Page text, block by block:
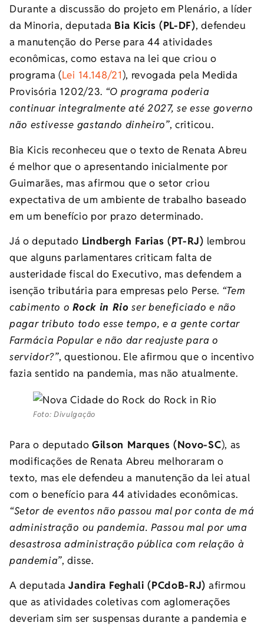
Durante a discussão do projeto em Plenário, a líder
da Minoria, deputada Bia Kicis (PL-DF), defendeu
a manutenção do Perse para 44 atividades
econômicas, como estava na lei que criou o
programa (Lei 14.148/21), revogada pela Medida
Provisória 1202/23. “O programa poderia
continuar integralmente até 2027, se esse governo
não estivesse gastando dinheiro”, criticou.
Bia Kicis reconheceu que o texto de Renata Abreu
é melhor que o apresentando inicialmente por
Guimarães, mas afirmou que o setor criou
expectativa de um ambiente de trabalho baseado
em um benefício por prazo determinado.
Já o deputado Lindbergh Farias (PT-RJ) lembrou
que alguns parlamentares criticam falta de
austeridade fiscal do Executivo, mas defendem a
isenção tributária para empresas pelo Perse. “Tem
cabimento oRock in Rio ser beneficiado e não
pagar tributo todo esse tempo, e a gente cortar
Farmácia Popular e não dar reajuste para o
servidor?”, questionou. Ele afirmou que o incentivo
fazia sentido na pandemia, mas não atualmente.
Foto: Divulgação
Para o deputado Gilson Marques (Novo-SC), as
modificações de Renata Abreu melhoraram o
texto, mas ele defendeu a manutenção da lei atual
com o benefício para 44 atividades econômicas.
“Setor de eventos não passou mal por conta de má
administração ou pandemia. Passou mal por uma
desastrosa administração pública com relação à
pandemia”, disse.
A deputadaJandira Feghali (PCdoB-RJ) afirmou
que as atividades coletivas com aglomerações
deveriam sim ser suspensas durante a pandemia e